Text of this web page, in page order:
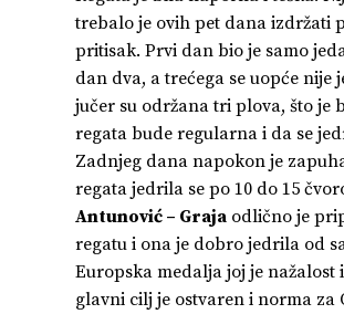
trebalo je ovih pet dana izdržati
pritisak. Prvi dan bio je samo
dan dva, a trećega se uopće nije
jučer su održana tri plova, što je
regata bude regularna i da se
Zadnjeg dana napokon je
regata jedrila se po 10 do 15
Antunović – Graja odlično je
regatu i ona je dobro jedrila od
Europska medalja joj je nažalost
glavni cilj je ostvaren i norma za